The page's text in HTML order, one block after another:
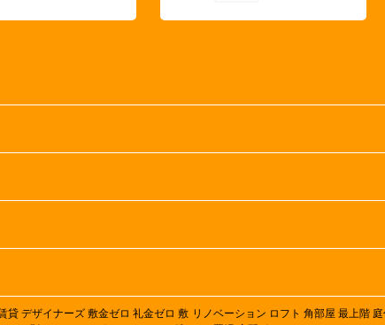
貸 デザイナーズ 敷金ゼロ 礼金ゼロ 敷 リノベーション ロフト 角部屋 最上階